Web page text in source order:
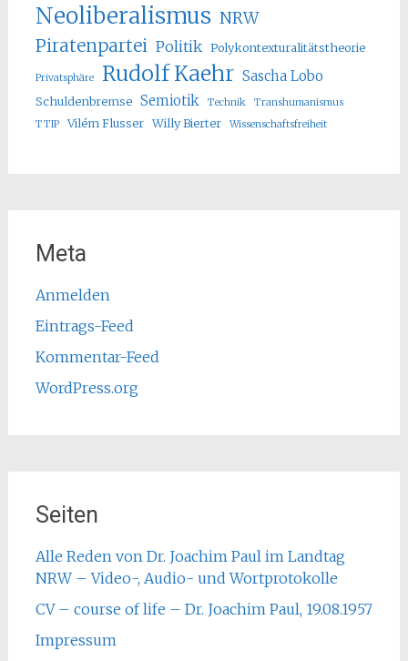
Neoliberalismus NRW
Piratenpartei Politik Polykontexturalitätstheorie
Privatsphäre Rudolf Kaehr Sascha Lobo
Schuldenbremse Semiotik Technik
Transhumanismus
TTIP
Vilém Flusser Willy Bierter Wissenschaftsfreiheit
Meta
Anmelden
Eintrags-Feed
Kommentar-Feed
WordPress.org
Seiten
Alle Reden von Dr. Joachim Paul im Landtag
NRW – Video-, Audio- und Wortprotokolle
CV – course of life – Dr. Joachim Paul, 19.08.1957
Impressum